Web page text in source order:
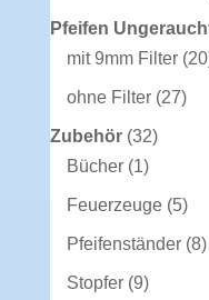
Pfeifen
mit 9mm Filter 20
ohne Filter 2727
Zubehör 3232
Bücher 11
Produkt
Feuerzeuge 55
Pfeifenständer 88
Stopfer 99